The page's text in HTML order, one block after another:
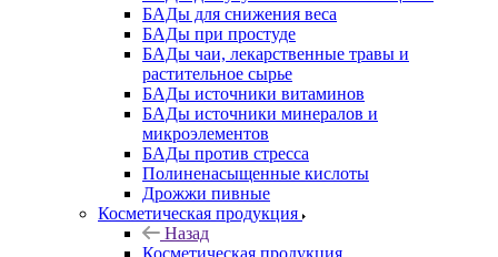
БАДы для снижения веса
БАДы при простуде
БАДы чаи, лекарственные травы и
растительное сырье
БАДы источники витаминов
БАДы источники минералов и
микроэлементов
БАДы против стресса
Полиненасыщенные кислоты
Дрожжи пивные
Косметическая продукция
Назад
Косметическая продукция